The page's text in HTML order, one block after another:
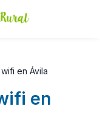
en Ávila
en